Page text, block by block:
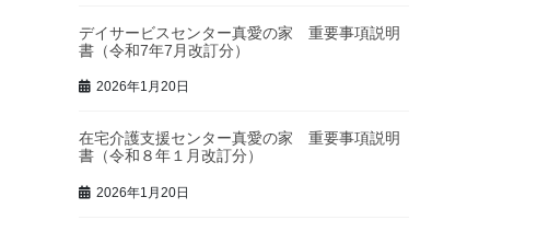
デイサービスセンター真愛の家 重要事項説明
書（令和7年7月改訂分）
2026年1月20日
在宅介護支援センター真愛の家 重要事項説明
書（令和８年１月改訂分）
2026年1月20日